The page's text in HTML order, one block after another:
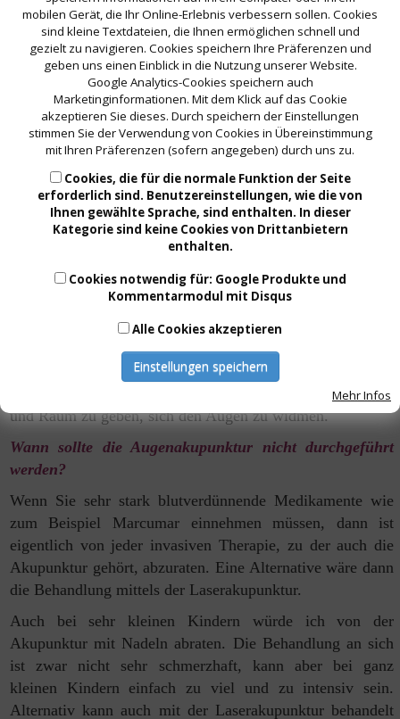
Nebenwirkungen durch dieAugen-Akupunktur
feststellenkönnen. Im schlimmsten Fall entsteht einkleiner
blauer Fleck um die Einstichstelle, dieser ist aber in der
nach ein paar Tagen wieder verschwunden.
Wie bei allennaturheilkundlichen Therapien kann man mit
einer leichtenErst-Verschlimmerung der Symptome
rechnen, denn nun fängt der Körper
intensiv zu arbeiten
an, d.h. Sie spüren, dass ich an den Augen etwas tut.
den meisten Patienten ist dies mit einem gewissen
Druckgefühl, Schwere oderauch Müdigkeit verbunden.
Dies ist aber ein gutes Zeichen, denn es
dass Energie zu den Augen geleitet wird und der Körper
intensiv zu arbeiten beginnt.
Ich empfehle generell an den Tagen der Augenakupunktur
anstrengenden Sport zu machen, sondern
sich etwas Ruhe und Muse zu gönnen. Es ist wichtig, sich
Körper auch Zeit
und Raum zu geben, sich den Augen zu widmen.
Wann sollte die Augenakupunktur nicht durchgeführt
werden?
Wenn Sie sehr stark blutverdünnende Medikamente wie
zum Beispiel Marcumar einnehmen müssen, dann ist
eigentlich von jeder invasiven Therapie, zu der auch die
Akupunktur gehört, abzuraten. Eine Alternativewäre dann
die Behandlung mittels der Laserakupunktur.
Auch bei sehr kleinen Kindern würde ich von der
Akupunktur mit Nadeln abraten. Die Behandlung an sich
ist zwar nicht sehr schmerzhaft, kann aber bei ganz
kleinen Kindern einfach zu viel und zu intensiv sein.
Alternativ kann auch mit der Laserakupunktur behandelt
mobilen Gerät, die Ihr Online-Erlebnis verbessern sollen. Cookies
sind kleine Textdateien, die Ihnen ermöglichen schnell und
gezielt zu navigieren. Cookies speichern Ihre Präferenzen und
geben uns einen Einblick in die Nutzung unserer Website.
Google Analytics-Cookies speichern auch
Marketinginformationen. Mit dem Klick auf das Cookie
akzeptieren Sie dieses. Durch speichern der Einstellungen
stimmen Sie der Verwendung von Cookies in Übereinstimmung
mit Ihren Präferenzen (sofern angegeben) durch uns zu.
Cookies, die für die normale Funktion der Seite
erforderlich sind. Benutzereinstellungen, wie die von
Ihnen gewählte Sprache, sind enthalten. In dieser
Kategorie sind keine Cookies von Drittanbietern
enthalten.
Cookies notwendig für: Google Produkte und
Kommentarmodul mit Disqus
Alle Cookies akzeptieren
Einstellungen speichern
Mehr Infos